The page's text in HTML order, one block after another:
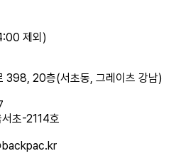
제외)
398, 20층(서초동, 그레이츠 강남)
초-2114호